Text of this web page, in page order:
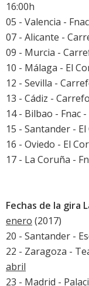
16:00h
05 - Valencia -
07 - Alicante -
09 - Murcia -
10 - Málaga - El
12 - Sevilla -
13 - Cádiz -
14 - Bilbao - Fnac -
15 - Santander -
16 - Oviedo - El
17 - La Coruña -
Fechas de la gira
enero (2017)
20 - Santander -
22 - Zaragoza -
abril
23 - Madrid -